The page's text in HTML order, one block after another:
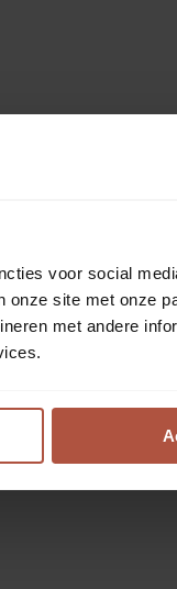
voor social
onze site met onze
met andere